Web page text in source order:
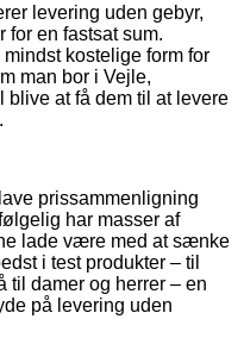
levering uden gebyr,
for en fastsat sum.
kostelige form for
man bor i Vejle,
blive at få dem til at levere
prissammenligning
har masser af
lade være med at sænke
i test produkter – til
til damer og herrer – en
på levering uden